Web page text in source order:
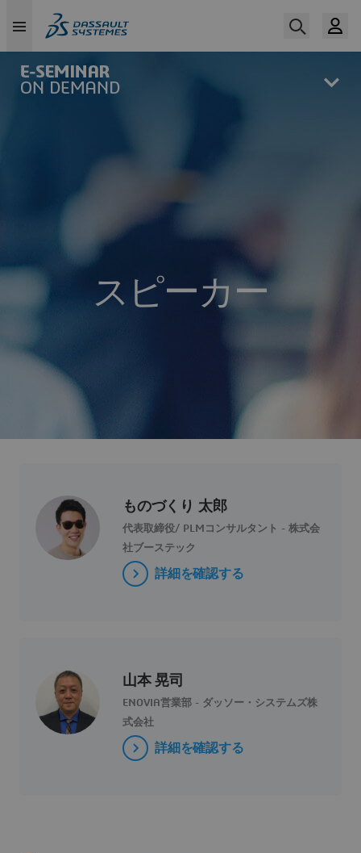
スピーカー
ものづくり 太郎
代表取締役/ PLMコンサルタント - 株式会
社ブーステック
詳細を確認する
山本 晃司
ENOVIA営業部 - ダッソー・システムズ株
式会社
詳細を確認する